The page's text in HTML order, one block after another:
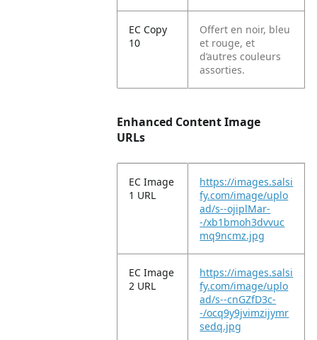
EC Copy
10
Offert en noir, bleu
et rouge, et
d’autres couleurs
assorties.
Enhanced Content Image
URLs
EC Image
1 URL
https://images.salsi
fy.com/image/uplo
ad/s--ojiplMar-
-/xb1bmoh3dvvuc
mq9ncmz.jpg
EC Image
2 URL
https://images.salsi
fy.com/image/uplo
ad/s--cnGZfD3c-
-/ocq9y9jvimzijymr
sedq.jpg